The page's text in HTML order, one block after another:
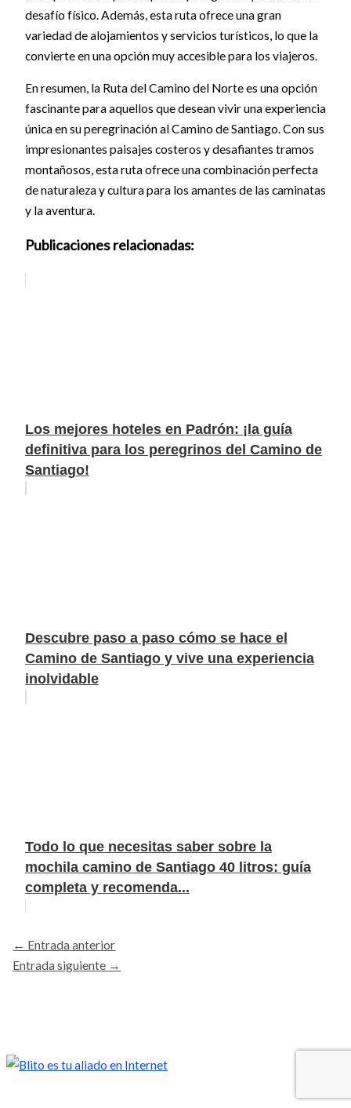
desafío físico. Además, esta ruta ofrece una gran
variedad de alojamientos y servicios turísticos, lo que la
convierte en una opción muy accesible para los viajeros.
En resumen, la Ruta del Camino del Norte es una opción
fascinante para aquellos que desean vivir una experiencia
única en su peregrinación al Camino de Santiago. Con sus
impresionantes paisajes costeros y desafiantes tramos
montañosos, esta ruta ofrece una combinación perfecta
de naturaleza y cultura para los amantes de las caminatas
y la aventura.
Publicaciones relacionadas:
Los mejores hoteles en Padrón: ¡la guía
definitiva para los peregrinos del Camino de
Santiago!
Descubre paso a paso cómo se hace el
Camino de Santiago y vive una experiencia
inolvidable
Todo lo que necesitas saber sobre la
mochila camino de Santiago 40 litros: guía
completa y recomenda...
← Entrada anterior
Entrada siguiente →